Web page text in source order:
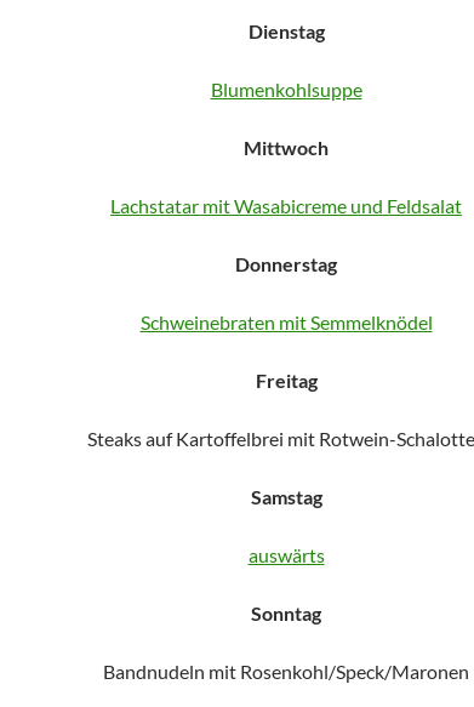
Dienstag
Blumenkohlsuppe
Mittwoch
Lachstatar mit Wasabicreme und Feldsalat
Donnerstag
Schweinebraten mit Semmelknödel
Freitag
Steaks auf Kartoffelbrei mit Rotwein-
Samstag
auswärts
Sonntag
Bandnudeln mit Rosenkohl/Speck/Maronen